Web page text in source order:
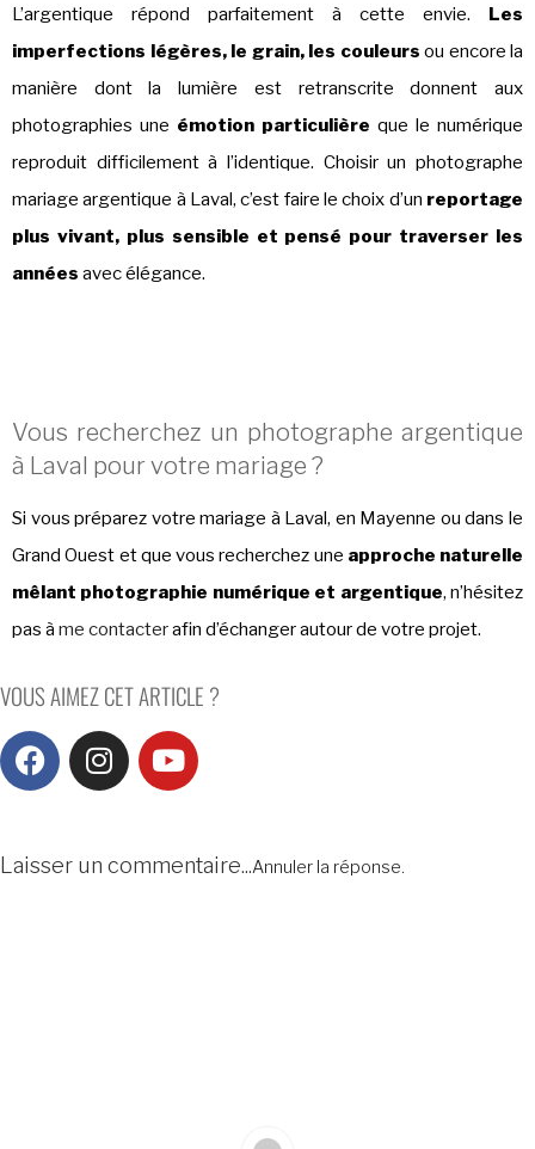
L’argentique répond parfaitement à cette envie. Les
imperfections légères, le grain, les couleurs ou encore la
manière dont la lumière est retranscrite donnent aux
photographies une émotion particulière que le numérique
reproduit difficilement à l’identique. Choisir un photographe
mariage argentique à Laval, c’est faire le choix d’un reportage
plus vivant, plus sensible et pensé pour traverser les
années avec élégance.
Vous recherchez un photographe argentique
à Laval pour votre mariage ?
Si vous préparez votre mariage à Laval, en Mayenne ou dans le
Grand Ouest et que vous recherchez une approche naturelle
mêlant photographie numérique et argentique, n’hésitez
pas à me contacterafin d’échanger autour de votre projet.
VOUS AIMEZ CET ARTICLE ?
Laisser un commentaire...Annuler la réponse.